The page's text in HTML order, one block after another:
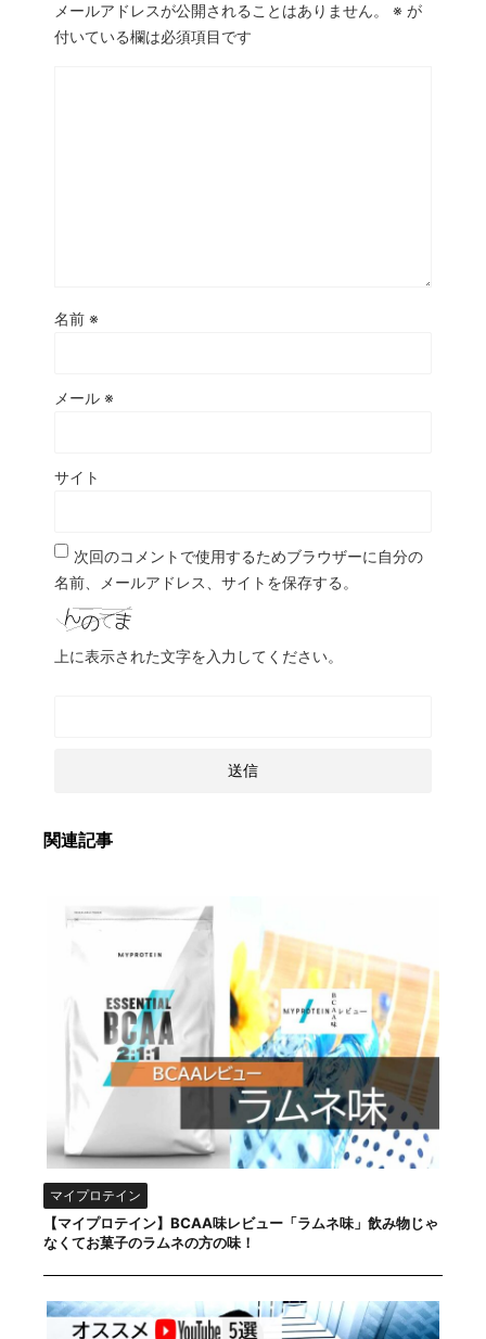
メールアドレスが公開されることはありません。 ※ が
付いている欄は必須項目です
名前 ※
メール ※
サイト
次回のコメントで使用するためブラウザーに自分の
名前、メールアドレス、サイトを保存する。
上に表示された文字を入力してください。
関連記事
マイプロテイン
【マイプロテイン】BCAA味レビュー「ラムネ味」飲み物じゃ
なくてお菓子のラムネの方の味！